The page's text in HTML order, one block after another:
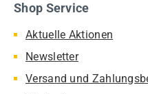
Shop Service
Aktuelle Aktionen
Newsletter
Versand und